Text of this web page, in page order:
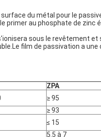
du métal pour le
primer au phosphate de zinc
sous le revêtement et
film de passivation a
ZPA
≥ 95
≥ 93
≤ 15
5.5 à 7